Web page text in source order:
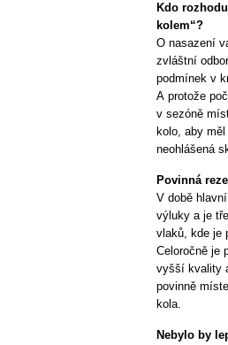
Kdo
kolem“?
O nasazení
zvláštní
podmínek v
A protože
v sezóně
kolo, aby
neohlášená
Povinná
V době
výluky a je
vlaků, kde je
Celoročně je
vyšší kvality
povinně
kola.
Nebylo by